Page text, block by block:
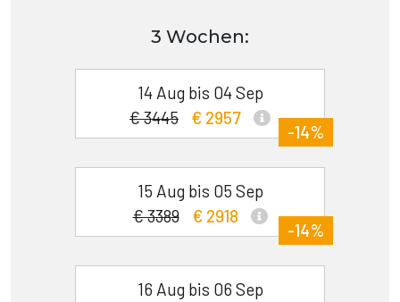
3 Wochen:
14 Aug bis 04 Sep
€ 3445
€ 2957
-14%
15 Aug bis 05 Sep
€ 3389
€ 2918
-14%
16 Aug bis 06 Sep